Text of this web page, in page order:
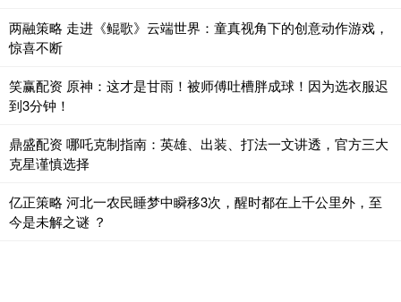
两融策略 走进《鲲歌》云端世界：童真视角下的创意动作游戏，
惊喜不断
笑赢配资 原神：这才是甘雨！被师傅吐槽胖成球！因为选衣服迟
到3分钟！
鼎盛配资 哪吒克制指南：英雄、出装、打法一文讲透，官方三大
克星谨慎选择
亿正策略 河北一农民睡梦中瞬移3次，醒时都在上千公里外，至
今是未解之谜 ？